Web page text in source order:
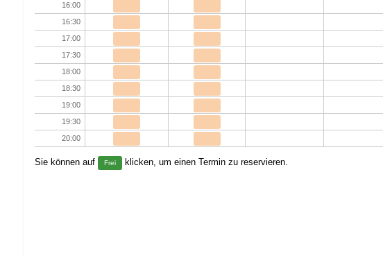
16:00
16:30
17:00
17:30
18:00
18:30
19:00
19:30
20:00
Sie können auf Frei klicken, um einen Termin zu reservieren.